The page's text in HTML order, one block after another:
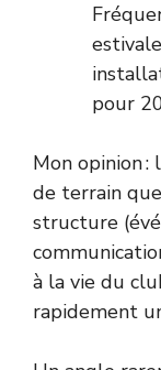
pour
Mon opinion
de terrain
structure
à la vie du
rapidement